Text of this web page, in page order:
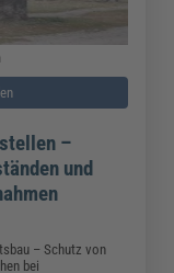
–
und
– Schutz von
bei